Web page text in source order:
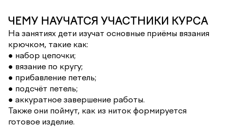
ЧЕМУ НАУЧАТСЯ УЧАСТНИКИ КУРСА
На занятиях дети изучат основные приёмы вязания
крючком, такие как:
● набор цепочки;
● вязание по кругу;
● прибавление петель;
● подсчёт петель;
● аккуратное завершение работы.
Также они поймут, как из ниток формируется
готовое изделие.